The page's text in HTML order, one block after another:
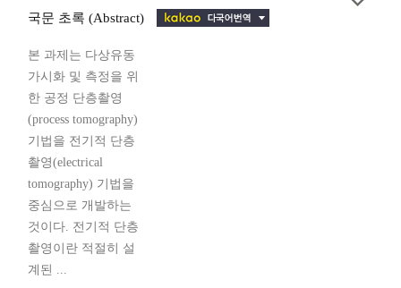
국문 초록 (Abstract)
본 과제는 다상유동
가시화 및 측정을 위
한 공정 단층촬영
(process tomography)
기법을 전기적 단층
촬영(electrical
tomography) 기법을
중심으로 개발하는
것이다. 전기적 단층
촬영이란 적절히 설
계된 ...